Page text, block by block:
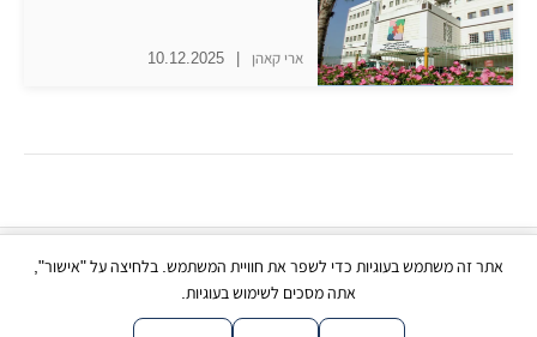
ארי קאהן |
10.12.2025
אתר זה משתמש בעוגיות כדי לשפר את חוויית המשתמש. בלחיצה על "אישור",
אתה מסכים לשימוש בעוגיות.
כל הזכויות שמורות | © בני ברק עכשיו 2026